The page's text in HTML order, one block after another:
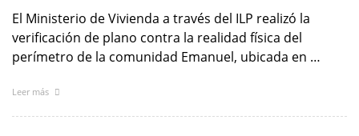
El Ministerio de Vivienda a través del ILP realizó la
verificación de plano contra la realidad física del
perímetro de la comunidad Emanuel, ubicada en …
Leer más